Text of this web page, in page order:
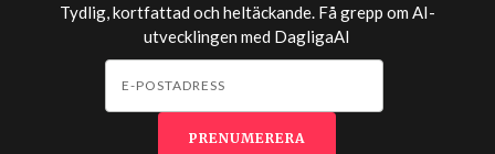
Tydlig, kortfattad och heltäckande. Få grepp om AI-
utvecklingen med DagligaAI